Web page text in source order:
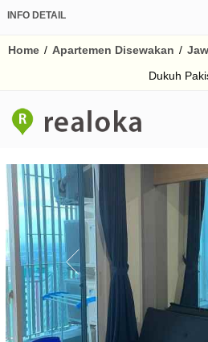
INFO DETAIL
Home / Apartemen Disewakan /
Dukuh